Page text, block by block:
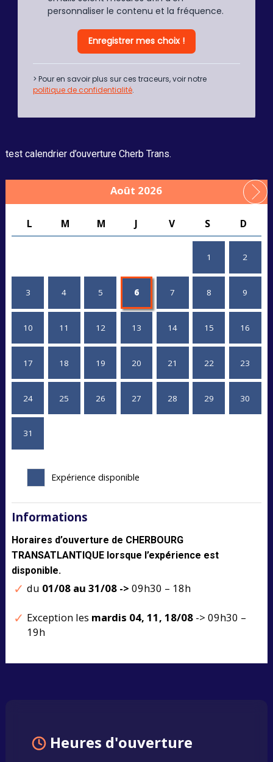
test calendrier d’ouverture Cherb Trans.
Août 2026
L M M J V S D
1 2
3 4 5 6 7 8 9
10 11 12 13 14 15 16
17 18 19 20 21 22 23
24 25 26 27 28 29 30
31
Expérience disponible
Informations
Horaires d’ouverture de CHERBOURG
TRANSATLANTIQUE lorsque l’expérience est
disponible.
du 01/08 au 31/08 ->09h30 – 18h
Exception les mardis 04, 11, 18/08 -> 09h30 –
19h
Heures d'ouverture